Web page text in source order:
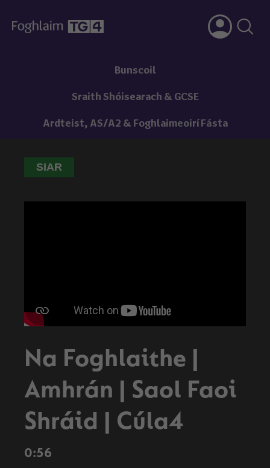
Bunscoil
Sraith Shóisearach & GCSE
Ardteist, AS/A2 & Foghlaimeoirí Fásta
SIAR
Na Foghlaithe |
Amhrán | Saol Faoi
Shráid | Cúla4
0:56